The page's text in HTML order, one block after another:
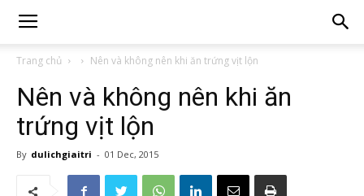
Trang chủ Nên và không nên khi ăn trứng vịt lộn
Nên và không nên khi ăn
trứng vịt lộn
By dulichgiaitri - 01 Dec, 2015